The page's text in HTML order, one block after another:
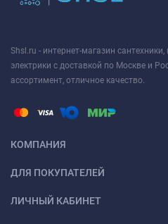
Shsl.ru - интернет-магазин
электрики с доставкой по Москве и
ассортимент, отличное качество.
КОМПАНИЯ
ДЛЯ ПОКУПАТЕЛЕЙ
ЛИЧНЫЙ КАБИНЕТ